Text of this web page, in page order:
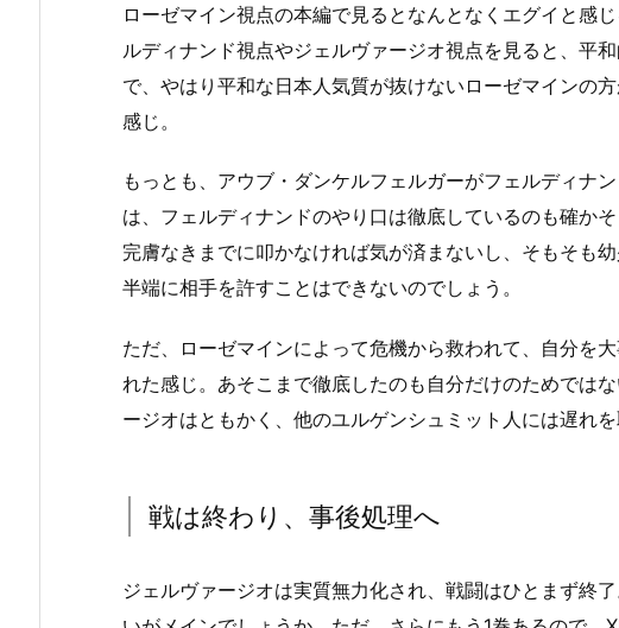
ローゼマイン視点の本編で見るとなんとなくエグイと感
ルディナンド視点やジェルヴァージオ視点を見ると、平
で、やはり平和な日本人気質が抜けないローゼマインの
感じ。
もっとも、アウブ・ダンケルフェルガーがフェルディナ
は、フェルディナンドのやり口は徹底しているのも確か
完膚なきまでに叩かなければ気が済まないし、そもそも
半端に相手を許すことはできないのでしょう。
ただ、ローゼマインによって危機から救われて、自分を
れた感じ。あそこまで徹底したのも自分だけのためでは
ージオはともかく、他のユルゲンシュミット人には遅れ
戦は終わり、事後処理へ
ジェルヴァージオは実質無力化され、戦闘はひとまず終